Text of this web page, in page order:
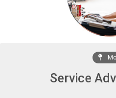
Mol
Service